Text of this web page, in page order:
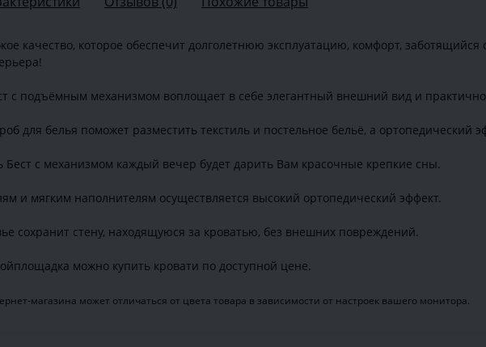
качество, которое обеспечит долголетнюю эксплуатацию, комфорт,
с подъёмным механизмом воплощает в себе элегантный внешний вид и
для белья поможет разместить текстиль и постельное бельё, а ортопедический
Бест с механизмом каждый вечер будет дарить Вам красочные крепкие сны.
и мягким наполнителям осуществляется высокий ортопедический эффект.
сохранит стену, находящуюся за кроватью, без внешних повреждений.
можно купить кровати по доступной цене.
магазина может отличаться от цвета товара в зависимости от настроек вашего монитора.